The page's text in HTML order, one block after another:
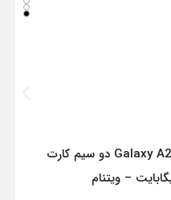
گوشی موبایل سامسونگ مدل Galaxy A26 دو سیم کارت